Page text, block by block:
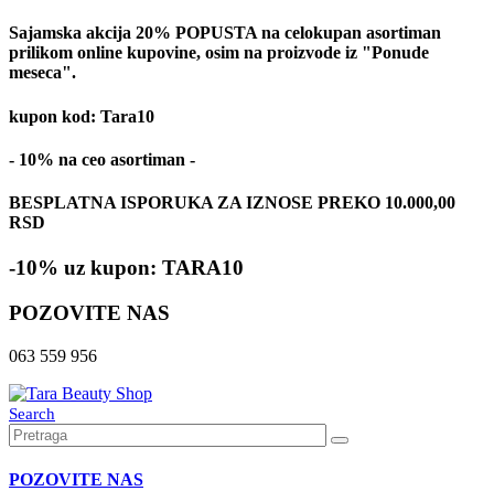
Sajamska akcija 20% POPUSTA na celokupan asortiman
prilikom online kupovine, osim na proizvode iz "Ponude
meseca".
kupon kod: Tara10
- 10% na ceo asortiman -
BESPLATNA ISPORUKA ZA IZNOSE PREKO 10.000,00
RSD
-10% uz kupon: TARA10
POZOVITE NAS
063 559 956
Search
POZOVITE NAS